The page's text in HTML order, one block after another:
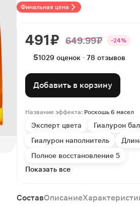
Финальная цена
491 ₽ 649.99 ₽ -24%
51029 оценок · 78 отзывов
Добавить в корзину
Название эффекта: Роскошь 6 масел
Эксперт цвета Гиалурон
Гиалурон наполнитель
Полное восстановление 5
Показать все
СоставОписание